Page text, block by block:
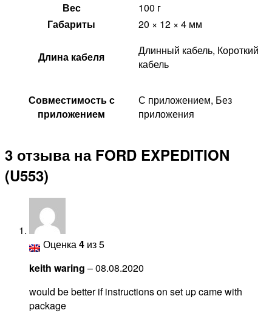
Вес
100 г
Габариты
20 × 12 × 4 мм
Длина кабеля
Длинный кабель, Короткий
кабель
Совместимость с
приложением
С приложением, Без
приложения
3 отзыва на FORD EXPEDITION
(U553)
Оценка4 из 5
keith waring –08.08.2020
would be better if instructions on set up came with
package